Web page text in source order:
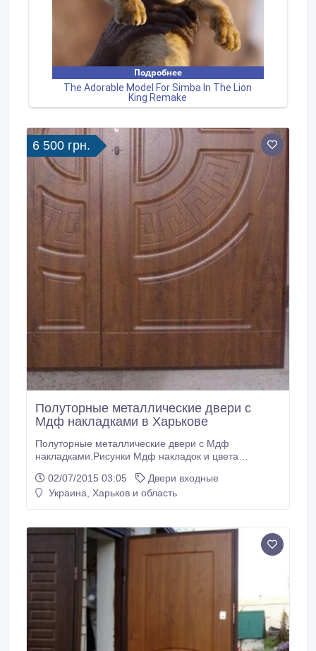
6 500 грн.
Полуторные металлические двери с
Мдф накладками в Харькове
Полуторные металлические двери с Мдф
накладками.Рисунки Мдф накладок и цвета
02/07/2015 03:05
Двери входные
Украина, Харьков и область